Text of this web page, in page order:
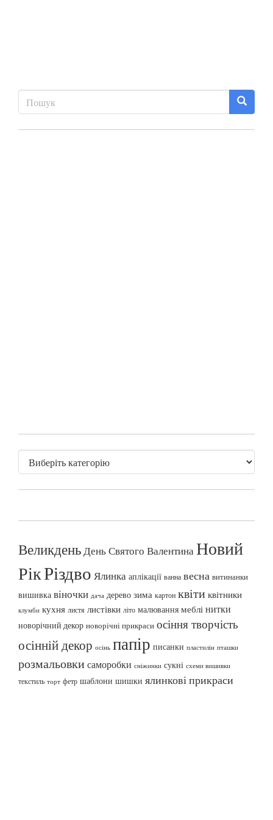
ВеликденьДень Святого ВалентинаНовий
РікРіздво Ялинка аплікації ванна весна витинанки
вишивка віночки дача дерево зима картон квіти квітники
клумби кухня листя листівки літо малювання меблі нитки
новорічний декор новорічні прикраси осіння творчість
осінній декор осінь папір писанки пластилін пташки
розмальовки саморобки сніжинки сукні схеми вишивки
текстиль торт фетр шаблони шишки ялинкові прикраси